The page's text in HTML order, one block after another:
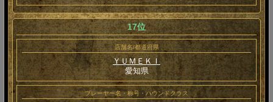
17位
店舗名/都道府県
ＹＵＭＥＫＩ
愛知県
プレーヤー名・称号・ハウンドクラス